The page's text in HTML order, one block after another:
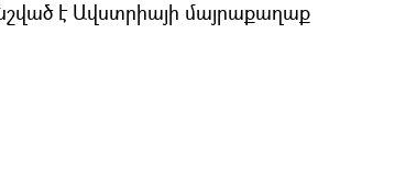
է Ավստրիայի մայրաքաղաք